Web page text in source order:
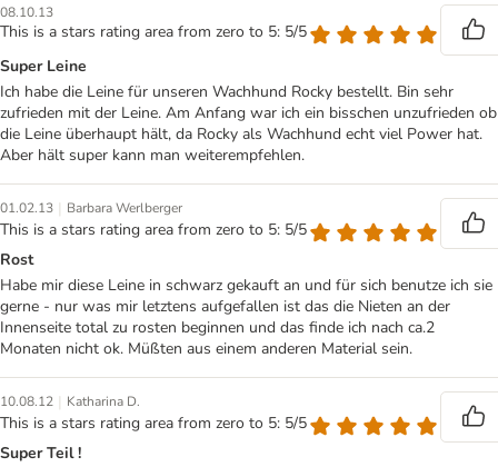
08.10.13
This is a stars rating area from zero to 5: 5/5
Super Leine
Ich habe die Leine für unseren Wachhund Rocky bestellt. Bin sehr
zufrieden mit der Leine. Am Anfang war ich ein bisschen unzufrieden ob
die Leine überhaupt hält, da Rocky als Wachhund echt viel Power hat.
Aber hält super kann man weiterempfehlen.
01.02.13 | Barbara Werlberger
This is a stars rating area from zero to 5: 5/5
Rost
Habe mir diese Leine in schwarz gekauft an und für sich benutze ich sie
gerne - nur was mir letztens aufgefallen ist das die Nieten an der
Innenseite total zu rosten beginnen und das finde ich nach ca.2
Monaten nicht ok. Müßten aus einem anderen Material sein.
10.08.12 | Katharina D.
This is a stars rating area from zero to 5: 5/5
Super Teil !